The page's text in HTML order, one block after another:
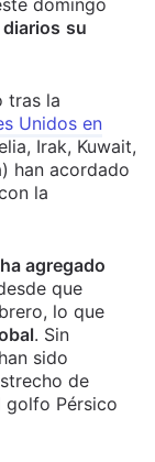
domingo
su
tras la
Unidos en
Irak, Kuwait,
han acordado
la
agregado
que
lo que
. Sin
sido
de
golfo Pérsico